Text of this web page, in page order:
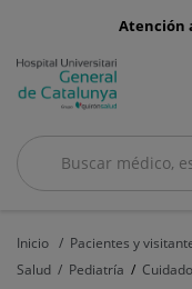
menu-
Atención
Buscar
Buscar
Inicio Pacientes y
Salud
Pediatría